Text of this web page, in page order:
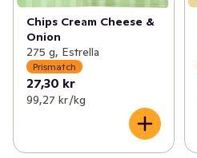
Chips Cream Cheese &
Onion
275 g, Estrella
Prismatch
27,30 kr
99,27 kr /kg